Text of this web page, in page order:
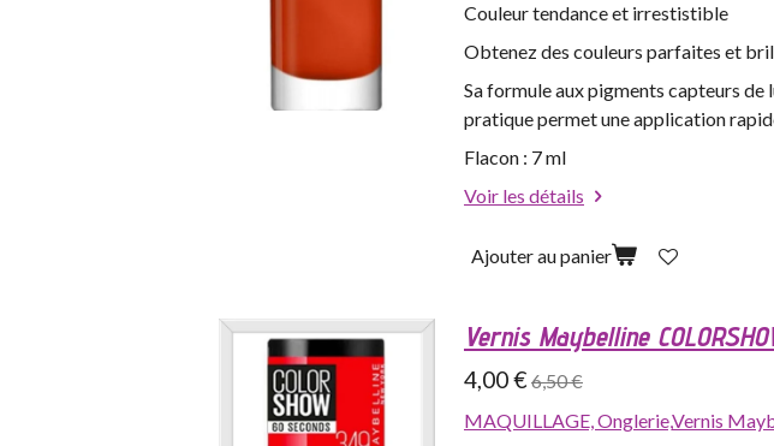
Couleur tendance et irrestistible
Obtenez des couleurs parfaites et
Sa formule aux pigments capteurs de
pratique permet une application
Flacon : 7 ml
Voir les détails
Ajouter au panier
Vernis Maybelline
4,00 € 6,50 €
MAQUILLAGE,Onglerie,Vernis